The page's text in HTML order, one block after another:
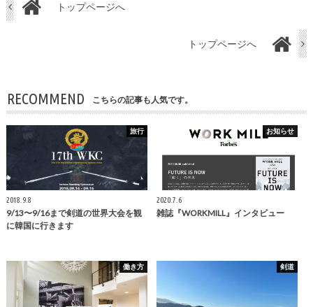
トップページへ
トップページへ
RECOMMEND こちらの記事も人気です。
旅行
2018.9.8
9/13〜9/16まで剣道の世界大会を観
に韓国に行きます
お知らせ
2020.7.6
雑誌『WORKMILL』インタビュー
働き方 剣道